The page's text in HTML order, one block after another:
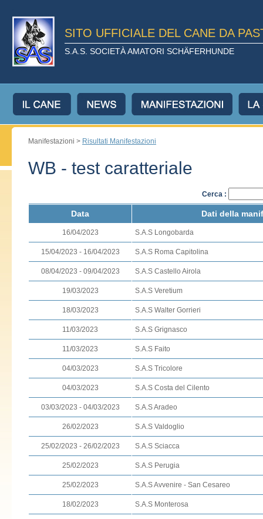
SITO UFFICIALE DEL CANE DA
S.A.S. SOCIETÀ AMATORI SCHÄFERHUNDE
Manifestazioni > Risultati Manifestazioni
WB - test caratteriale
Cerca :
Data Dati della
16/04/2023 S.A.S Longobarda
15/04/2023 - 16/04/2023 S.A.S Roma Capitolina
08/04/2023 - 09/04/2023 S.A.S Castello Airola
19/03/2023 S.A.S Veretium
18/03/2023 S.A.S Walter Gorrieri
11/03/2023 S.A.S Grignasco
11/03/2023 S.A.S Faito
04/03/2023 S.A.S Tricolore
04/03/2023 S.A.S Costa del Cilento
03/03/2023 - 04/03/2023 S.A.S Aradeo
26/02/2023 S.A.S Valdoglio
25/02/2023 - 26/02/2023 S.A.S Sciacca
25/02/2023 S.A.S Perugia
25/02/2023 S.A.S Avvenire - San Cesareo
18/02/2023 S.A.S Monterosa